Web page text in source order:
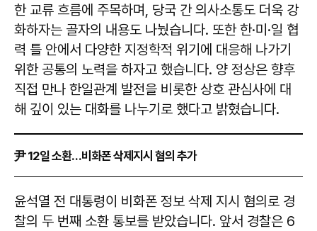
한 교류 흐름에 주목하며, 당국 간 의사소통도 더욱 강
화하자는 골자의 내용도 나눴습니다. 또한 한·미·일 협
력 틀 안에서 다양한 지정학적 위기에 대응해 나가기
위한 공통의 노력을 하자고 했습니다. 양 정상은 향후
직접 만나 한일관계 발전을 비롯한 상호 관심사에 대
해 깊이 있는 대화를 나누기로 했다고 밝혔습니다.
尹 12일 소환…비화폰 삭제지시 혐의 추가
​​​​​​​윤석열 전 대통령이 비화폰 정보 삭제 지시 혐의로 경
찰의 두 번째 소환 통보를 받았습니다. 앞서 경찰은 6